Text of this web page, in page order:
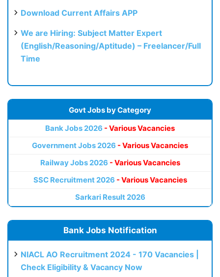
Download Current Affairs APP
We are Hiring: Subject Matter Expert
(English/Reasoning/Aptitude) – Freelancer/Full
Time
Govt Jobs by Category
Bank Jobs 2026 - Various Vacancies
Government Jobs 2026 - Various Vacancies
Railway Jobs 2026 - Various Vacancies
SSC Recruitment 2026 - Various Vacancies
Sarkari Result 2026
Bank Jobs Notification
NIACL AO Recruitment 2024 - 170 Vacancies |
Check Eligibility & Vacancy Now